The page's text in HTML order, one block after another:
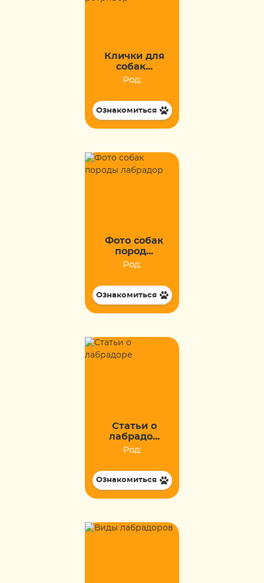
Клички для
собак...
Род:
Ознакомиться
Фото собак
пород...
Род:
Ознакомиться
Статьи о
лабрадо...
Род:
Ознакомиться